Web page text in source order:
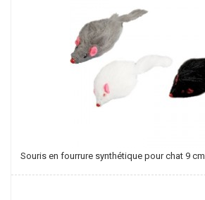
Souris en fourrure synthétique pour chat 9 cm